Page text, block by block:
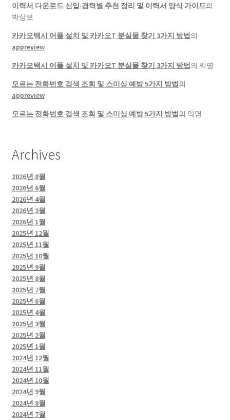
이력서 다운로드 신입·경력별 추천 정리 및 이력서 양식 가이드의
박상보
카카오택시 어플 설치 및 카카오T 분실물 찾기 3가지 방법의
appreview
카카오택시 어플 설치 및 카카오T 분실물 찾기 3가지 방법의 익명
모르는 전화번호 검색 조회 및 스미싱 예방 5가지 방법의
appreview
모르는 전화번호 검색 조회 및 스미싱 예방 5가지 방법의 익명
Archives
2026년 8월
2026년 6월
2026년 4월
2026년 3월
2026년 1월
2025년 12월
2025년 11월
2025년 10월
2025년 9월
2025년 8월
2025년 7월
2025년 6월
2025년 4월
2025년 3월
2025년 2월
2025년 1월
2024년 12월
2024년 11월
2024년 10월
2024년 9월
2024년 8월
2024년 7월